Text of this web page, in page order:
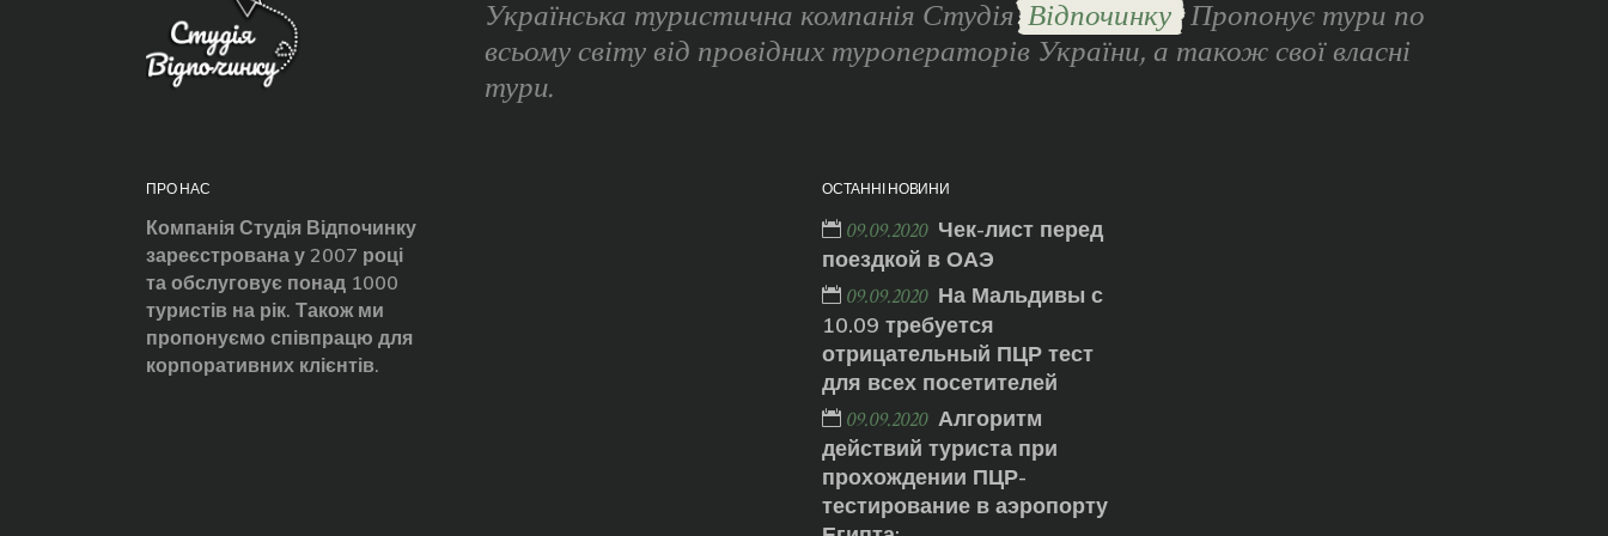
Українська туристична компанія СтудіяВідпочинку Пропонує тури по
всьому світу від провідних туроператорів України, а також свої власні
тури.
ПРО НАС
Компанія Студія Відпочинку
зареєстрована у 2007 році
та обслуговує понад 1000
туристів на рік. Також ми
пропонуємо співпрацю для
корпоративних клієнтів.
ОСТАННІ НОВИНИ
09.09.2020 Чек-лист перед
поездкой в ОАЭ
09.09.2020 На Мальдивы с
10.09 требуется
отрицательный ПЦР тест
для всех посетителей
09.09.2020 Алгоритм
действий туриста при
прохождении ПЦР-
тестирование в аэропорту